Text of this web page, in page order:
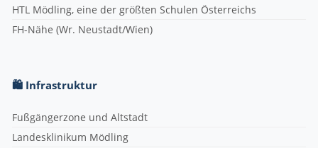
HTL Mödling, eine der größten Schulen Österreichs
FH-Nähe (Wr. Neustadt/Wien)
🛍 Infrastruktur
Fußgängerzone und Altstadt
Landesklinikum Mödling